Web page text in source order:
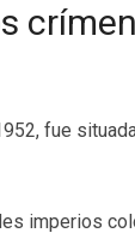
fue
imperios